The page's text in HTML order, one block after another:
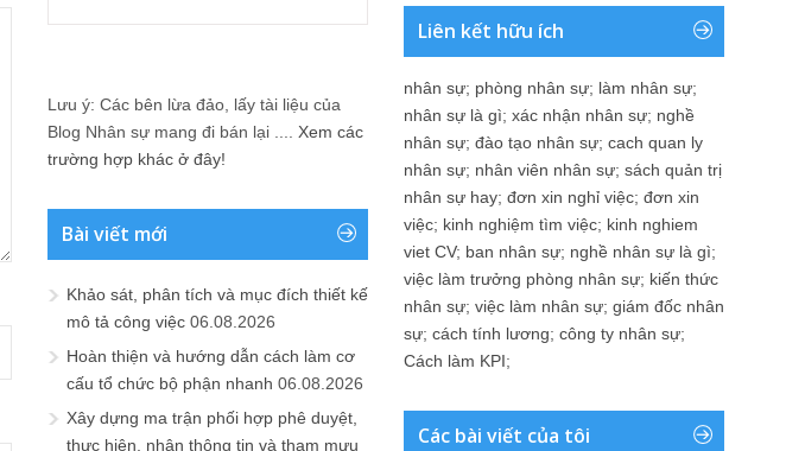
Lưu ý: Các bên lừa đảo, lấy tài liệu của
Blog Nhân sự mang đi bán lại .... Xem các
trường hợp khác ở đây!
Bài viết mới
Khảo sát, phân tích và mục đích thiết kế
mô tả công việc 06.08.2026
Hoàn thiện và hướng dẫn cách làm cơ
cấu tổ chức bộ phận nhanh 06.08.2026
Xây dựng ma trận phối hợp phê duyệt,
thực hiện, nhận thông tin và tham mưu
Liên kết hữu ích
nhân sự; phòng nhân sự; làm nhân sự;
nhân sự là gì; xác nhận nhân sự; nghề
nhân sự; đào tạo nhân sự; cach quan ly
nhân sự; nhân viên nhân sự; sách quản trị
nhân sự hay; đơn xin nghỉ việc; đơn xin
việc; kinh nghiệm tìm việc; kinh nghiem
viet CV; ban nhân sự; nghề nhân sự là gì;
việc làm trưởng phòng nhân sự; kiến thức
nhân sự; việc làm nhân sự; giám đốc nhân
sự; cách tính lương; công ty nhân sự;
Cách làm KPI;
Các bài viết của tôi